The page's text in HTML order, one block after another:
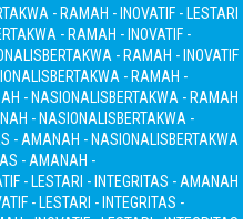
- RAMAH - INOVATIF - LESTARI
- RAMAH - INOVATIF -
BERTAKWA - RAMAH - INOVATIF
BERTAKWA - RAMAH -
- NASIONALISBERTAKWA - RAMAH
- NASIONALISBERTAKWA -
- AMANAH - NASIONALISBERTAKWA
- AMANAH -
- LESTARI - INTEGRITAS - AMANAH
- LESTARI - INTEGRITAS -